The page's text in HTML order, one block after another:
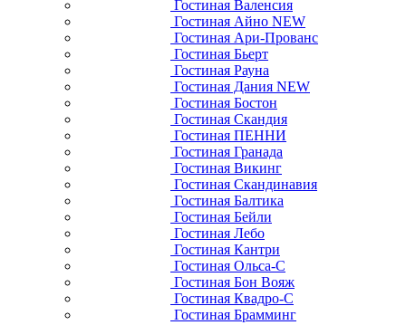
Гостиная Валенсия
Гостиная Айно NEW
Гостиная Ари-Прованс
Гостиная Бьерт
Гостиная Рауна
Гостиная Дания NEW
Гостиная Бостон
Гостиная Скандия
Гостиная ПЕННИ
Гостиная Гранада
Гостиная Викинг
Гостиная Скандинавия
Гостиная Балтика
Гостиная Бейли
Гостиная Лебо
Гостиная Кантри
Гостиная Ольса-С
Гостиная Бон Вояж
Гостиная Квадро-С
Гостиная Брамминг